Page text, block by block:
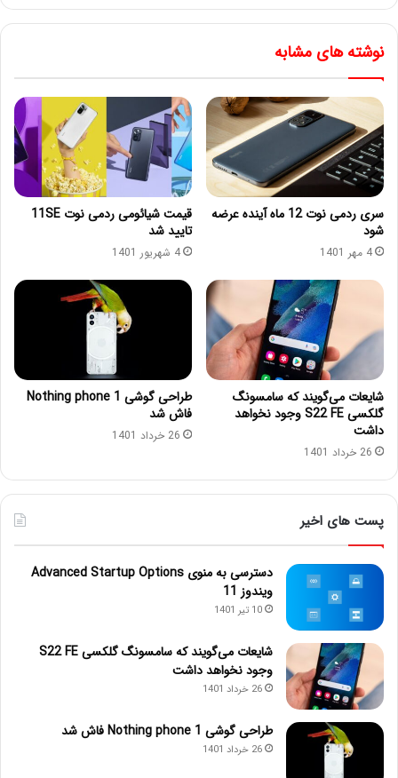
نوشته های مشابه
سری ردمی نوت 12 ماه آینده عرضه
شود
4 مهر 1401
قیمت شیائومی ردمی نوت 11SE
تایید شد
4 شهریور 1401
شایعات می‌گویند که سامسونگ
گلکسی S22 FE وجود نخواهد
داشت
26 خرداد 1401
طراحی گوشی Nothing phone 1
فاش شد
26 خرداد 1401
پست های اخیر
دسترسی به منوی Advanced Startup Options
ویندوز 11
10 تیر 1401
شایعات می‌گویند که سامسونگ گلکسی S22 FE
وجود نخواهد داشت
26 خرداد 1401
طراحی گوشی Nothing phone 1 فاش شد
26 خرداد 1401